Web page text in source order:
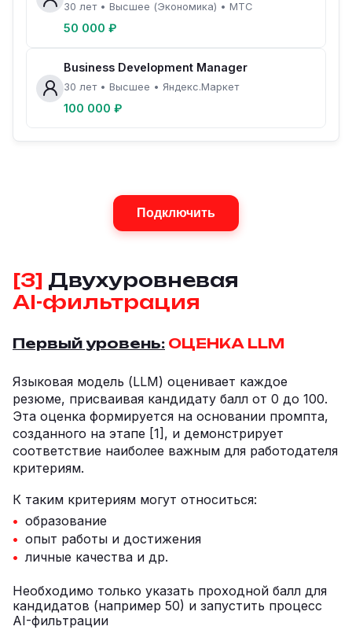
30 лет • Высшее (Экономика) • МТС
50 000 ₽
Business Development Manager
30 лет • Высшее • Яндекс.Маркет
100 000 ₽
Подключить
[3] Двухуровневая
AI-фильтрация
Первый уровень: ОЦЕНКА LLM
Языковая модель (LLM) оценивает каждое
резюме, присваивая кандидату балл от 0 до 100.
Эта оценка формируется на основании промпта,
созданного на этапе [1], и демонстрирует
соответствие наиболее важным для работодателя
критериям.
К таким критериям могут относиться:
образование
опыт работы и достижения
личные качества и др.
Необходимо только указать проходной балл для
кандидатов (например 50) и запустить процесс
AI-фильтрации